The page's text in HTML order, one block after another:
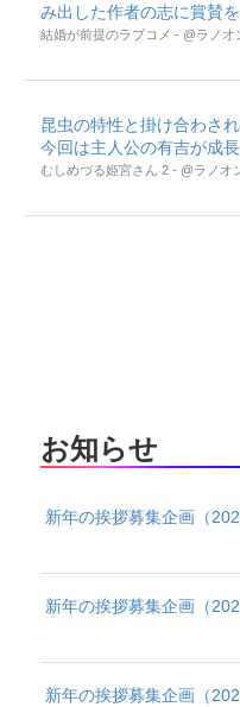
み出した作者の志に賞賛を
結婚が前提のラブコメ - @ラノオ
昆虫の特性と掛け合わさ
今回は主人公の有吉が成長
むしめづる姫宮さん 2 - @ラノオ
お知らせ
新年の挨拶募集企画（
新年の挨拶募集企画（
新年の挨拶募集企画（